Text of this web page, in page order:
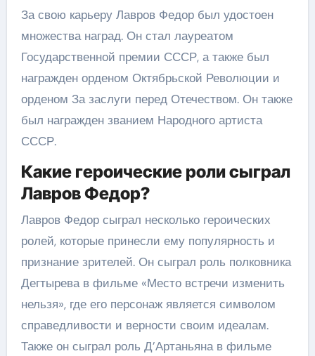
За свою карьеру Лавров Федор был удостоен
множества наград. Он стал лауреатом
Государственной премии СССР, а также был
награжден орденом Октябрьской Революции и
орденом За заслуги перед Отечеством. Он также
был награжден званием Народного артиста
СССР.
Какие героические роли сыграл
Лавров Федор?
Лавров Федор сыграл несколько героических
ролей, которые принесли ему популярность и
признание зрителей. Он сыграл роль полковника
Дегтырева в фильме «Место встречи изменить
нельзя», где его персонаж является символом
справедливости и верности своим идеалам.
Также он сыграл роль Д’Артаньяна в фильме